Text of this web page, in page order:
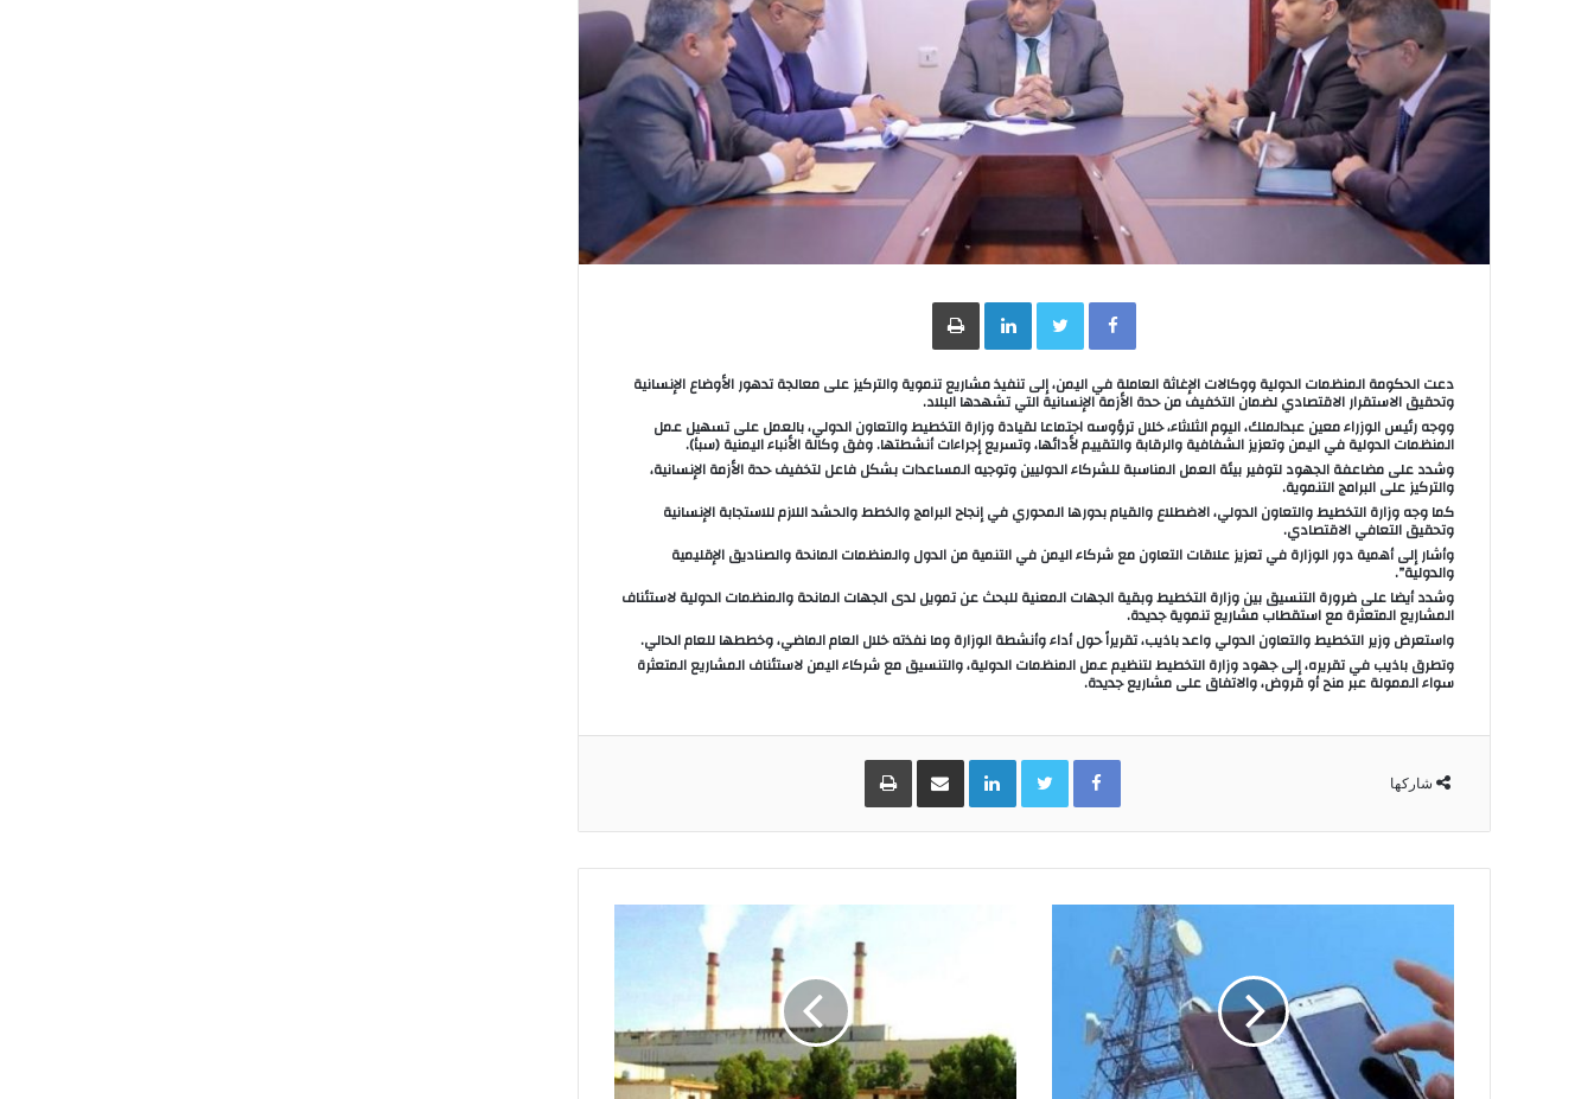
Facebook
Twitter
LinkedInطباعة
دعت الحكومة المنظمات الدولية ووكالات الإغاثة العاملة في اليمن، إلى تنفيذ مشاريع تنموية والتركيز على معالجة تدهور الأوضاع الإنسانية
وتحقيق الاستقرار الاقتصادي لضمان التخفيف من حدة الأزمة الإنسانية التي تشهدها البلاد.
ووجه رئيس الوزراء معين عبدالملك، اليوم الثلاثاء، خلال ترؤوسه اجتماعا لقيادة وزارة التخطيط والتعاون الدولي، بالعمل على تسهيل عمل
المنظمات الدولية في اليمن وتعزيز الشفافية والرقابة والتقييم لأدائها، وتسريع إجراءات أنشطتها. وفق وكالة الأنباء اليمنية (سبأ).
وشدد على مضاعفة الجهود لتوفير بيئة العمل المناسبة للشركاء الدوليين وتوجيه المساعدات بشكل فاعل لتخفيف حدة الأزمة الإنسانية،
والتركيز على البرامج التنموية.
كما وجه وزارة التخطيط والتعاون الدولي، الاضطلاع والقيام بدورها المحوري في إنجاح البرامج والخطط والحشد اللازم للاستجابة الإنسانية
وتحقيق التعافي الاقتصادي.
وأشار إلى أهمية دور الوزارة في تعزيز علاقات التعاون مع شركاء اليمن في التنمية من الدول والمنظمات المانحة والصناديق الإقليمية
والدولية”.
وشدد أيضا على ضرورة التنسيق بين وزارة التخطيط وبقية الجهات المعنية للبحث عن تمويل لدى الجهات المانحة والمنظمات الدولية لاستئناف
المشاريع المتعثرة مع استقطاب مشاريع تنموية جديدة.
واستعرض وزير التخطيط والتعاون الدولي واعد باذيب، تقريراً حول أداء وأنشطة الوزارة وما نفذته خلال العام الماضي، وخططها للعام الحالي.
وتطرق باذيب في تقريره، إلى جهود وزارة التخطيط لتنظيم عمل المنظمات الدولية، والتنسيق مع شركاء اليمن لاستئناف المشاريع المتعثرة
سواء الممولة عبر منح أو قروض، والاتفاق على مشاريع جديدة.
شاركها
Facebook
Twitter
LinkedInمشاركة عبر البريد طباعة